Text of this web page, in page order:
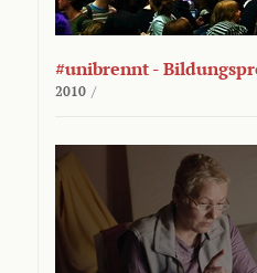
#unibrennt -
2010 /